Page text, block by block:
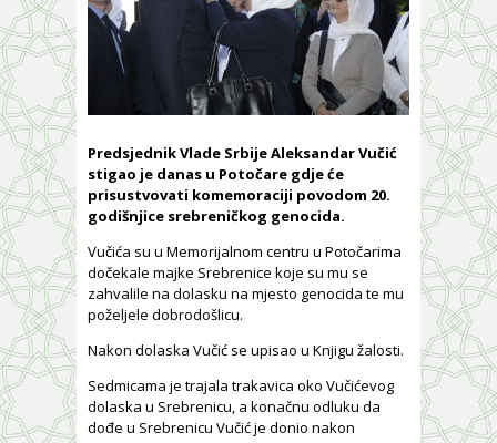
Predsjednik Vlade Srbije Aleksandar Vučić
stigao je danas u Potočare gdje će
prisustvovati komemoraciji povodom 20.
godišnjice srebreničkog genocida.
Vučića su u Memorijalnom centru u Potočarima
dočekale majke Srebrenice koje su mu se
zahvalile na dolasku na mjesto genocida te mu
poželjele dobrodošlicu.
Nakon dolaska Vučić se upisao u Knjigu žalosti.
Sedmicama je trajala trakavica oko Vučićevog
dolaska u Srebrenicu, a konačnu odluku da
dođe u Srebrenicu Vučić je donio nakon